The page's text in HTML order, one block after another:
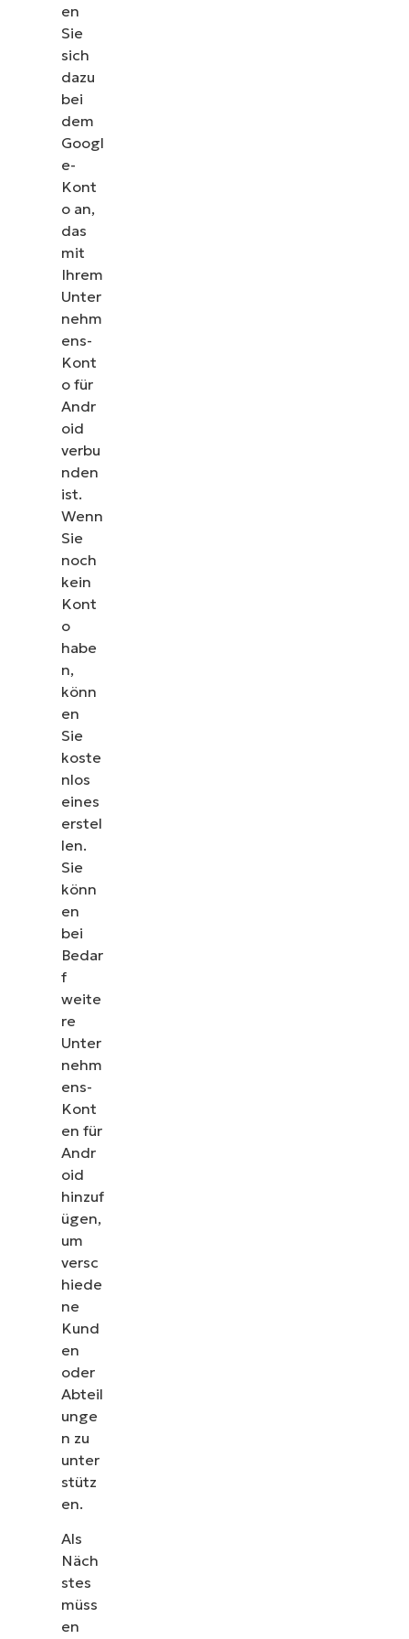
en
Sie
sich
dazu
bei
dem
Googl
e-
Kont
o an,
das
mit
Ihrem
Unter
nehm
ens-
Kont
o für
Andr
oid
verbu
nden
ist.
Wenn
Sie
noch
kein
Kont
o
habe
n,
könn
en
Sie
koste
nlos
eines
erstel
len.
Sie
könn
en
bei
Bedar
f
weite
re
Unter
nehm
ens-
Kont
en für
Andr
oid
hinzuf
ügen,
um
versc
hiede
ne
Kund
en
oder
Abteil
unge
n zu
unter
stütz
en.
Als
Näch
stes
müss
en